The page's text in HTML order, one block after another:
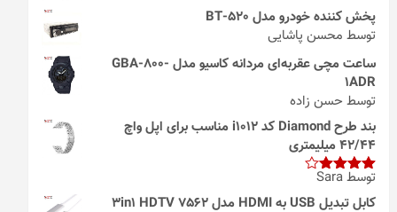
پخش کننده خودرو مدل 520-BT
توسط محسن پاشایی
ساعت مچی عقربه‌ای مردانه کاسیو مدل GBA-800-
1ADR
توسط حسن زاده
بند طرح Diamond کد i1012 مناسب برای اپل واچ
42/44 میلیمتری
امتیاز4
از 5
توسط Sara
کابل تبدیل USB به HDMI مدل 3in1 HDTV 7562